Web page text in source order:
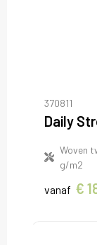
370811
Woven
g/m2
vanaf €